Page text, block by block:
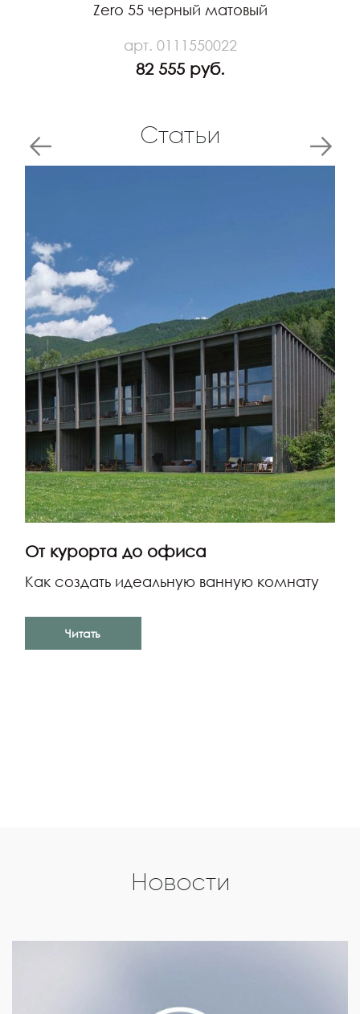
Zero 55 черный матовый
арт. 0111550022
82 555 руб.
Статьи
От курорта до офиса
Как создать идеальную ванную комнату
Читать
Новости